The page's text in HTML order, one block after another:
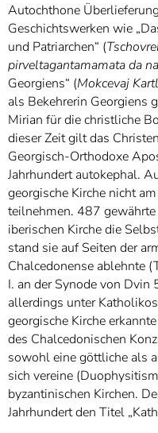
Autochthone
Geschichtswerken wie
und Patriarchen“ (
pirveltagantamamata da
Georgiens“ (Mokcevaj
als Bekehrerin Georgiens
Mirian für die christliche
dieser Zeit gilt das
Georgisch-Orthodoxe
Jahrhundert autokephal.
georgische Kirche nicht
teilnehmen. 487
iberischen Kirche die
stand sie auf Seiten der
Chalcedonense ablehnte
I. an der Synode von Dvin
allerdings unter
georgische Kirche
des Chalcedonischen
sowohl eine göttliche als
sich vereine
byzantinischen Kirchen.
Jahrhundert den Titel